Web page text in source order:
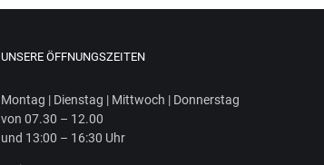
UNSERE ÖFFNUNGSZEITEN
Mon­tag | Diens­tag | Mitt­woch | Donnerstag
von 07.30 – 12.00
und 13:00 – 16:30 Uhr